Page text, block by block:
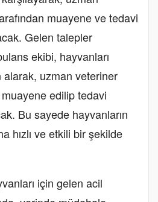
muayene ve tedavi
Gelen talepler
ekibi, hayvanları
alarak, uzman veteriner
edilip tedavi
Bu sayede hayvanların
hızlı ve etkili bir şekilde
için gelen acil